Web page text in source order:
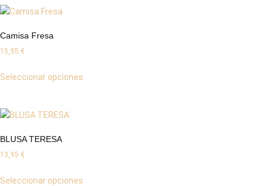
Camisa Fresa
15,95 €
Seleccionar opciones
BLUSA TERESA
13,95 €
Seleccionar opciones